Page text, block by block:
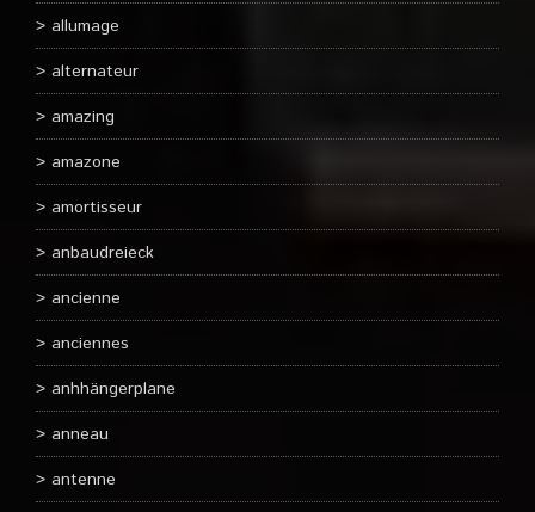
allumage
alternateur
amazing
amazone
amortisseur
anbaudreieck
ancienne
anciennes
anhhängerplane
anneau
antenne